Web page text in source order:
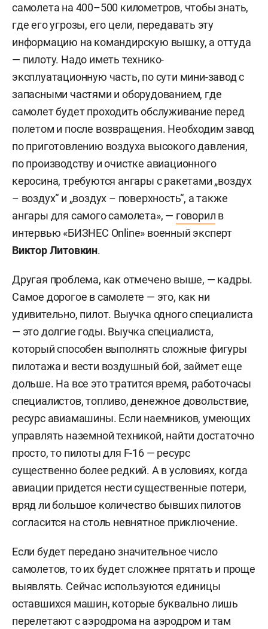
самолета на 400–500 километров, чтобы знать,
где его угрозы, его цели, передавать эту
информацию на командирскую вышку, а оттуда
— пилоту. Надо иметь технико-
эксплуатационную часть, по сути мини-завод с
запасными частями и оборудованием, где
самолет будет проходить обслуживание перед
полетом и после возвращения. Необходим завод
по приготовлению воздуха высокого давления,
по производству и очистке авиационного
керосина, требуются ангары с ракетами „воздух
– воздух“ и „воздух – поверхность“, а также
ангары для самого самолета», — говорил в
интервью «БИЗНЕС Online» военный эксперт
Виктор Литовкин.
Другая проблема, как отмечено выше, — кадры.
Самое дорогое в самолете — это, как ни
удивительно, пилот. Выучка одного специалиста
— это долгие годы. Выучка специалиста,
который способен выполнять сложные фигуры
пилотажа и вести воздушный бой, займет еще
дольше. На все это тратится время, работочасы
специалистов, топливо, денежное довольствие,
ресурс авиамашины. Если наемников, умеющих
управлять наземной техникой, найти достаточно
просто, то пилоты для F-16 — ресурс
существенно более редкий. А в условиях, когда
авиации придется нести существенные потери,
вряд ли большое количество бывших пилотов
согласится на столь невнятное приключение.
Если будет передано значительное число
самолетов, то их будет сложнее прятать и проще
выявлять. Сейчас используются единицы
оставшихся машин, которые буквально лишь
перелетают с аэродрома на аэродром и там